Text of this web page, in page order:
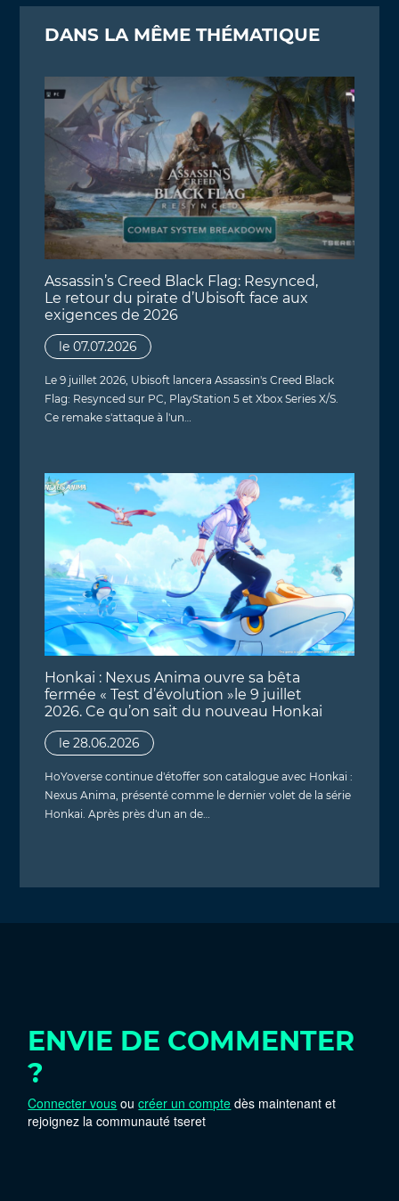
DANS LA MÊME THÉMATIQUE
Assassin’s Creed Black Flag: Resynced,
Le retour du pirate d’Ubisoft face aux
exigences de 2026
le 07.07.2026
Le 9 juillet 2026, Ubisoft lancera Assassin's Creed Black
Flag: Resynced sur PC, PlayStation 5 et Xbox Series X/S.
Ce remake s'attaque à l'un…
Honkai : Nexus Anima ouvre sa bêta
fermée « Test d’évolution »le 9 juillet
2026. Ce qu’on sait du nouveau Honkai
le 28.06.2026
HoYoverse continue d'étoffer son catalogue avec Honkai :
Nexus Anima, présenté comme le dernier volet de la série
Honkai. Après près d'un an de…
ENVIE DE COMMENTER
?
Connecter vous oucréer un compte dès maintenant et
rejoignez la communauté tseret